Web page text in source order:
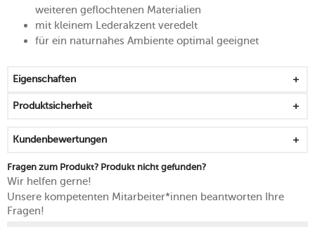
weiteren geflochtenen Materialien
mit kleinem Lederakzent veredelt
für ein naturnahes Ambiente optimal geeignet
Eigenschaften
Produktsicherheit
Kundenbewertungen
Fragen zum Produkt? Produkt nicht gefunden?
Wir helfen gerne!
Unsere kompetenten Mitarbeiter*innen beantworten Ihre
Fragen!